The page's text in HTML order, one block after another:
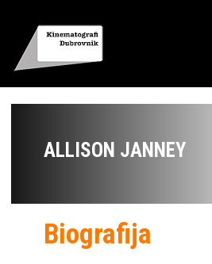
ALLISON JANNEY
Biografija